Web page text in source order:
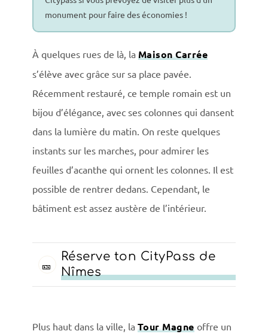
monument pour faire des économies !
À quelques rues de là, la Maison Carrée
s’élève avec grâce sur sa place pavée.
Récemment restauré, ce temple romain est un
bijou d’élégance, avec ses colonnes qui dansent
dans la lumière du matin. On reste quelques
instants sur les marches, pour admirer les
feuilles d’acanthe qui ornent les colonnes. Il est
possible de rentrer dedans. Cependant, le
bâtiment est assez austère de l’intérieur.
🎫
Réserve ton CityPass de
Nîmes
Plus haut dans la ville, la Tour Magne offre un